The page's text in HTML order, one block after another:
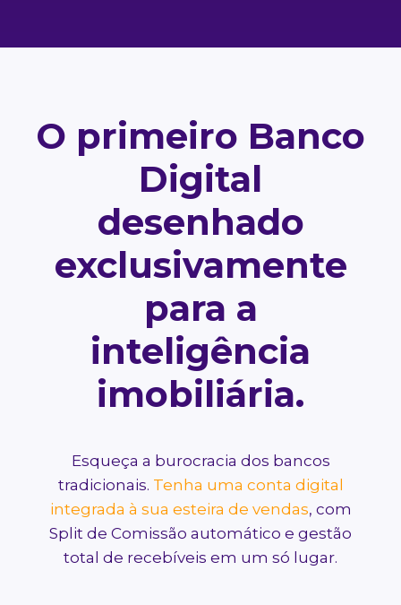
O primeiro Banco
Digital
desenhado
exclusivamente
para a
inteligência
imobiliária.
Esqueça a burocracia dos bancos
tradicionais. Tenha uma conta digital
integrada à sua esteira de vendas, com
Split de Comissão automático e gestão
total de recebíveis em um só lugar.